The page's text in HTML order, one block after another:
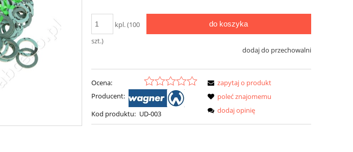
kpl. (100
szt.)
do koszyka
dodaj do przechowalni
Ocena:
Producent:
Kod produktu: UD-003
zapytaj o produkt
poleć znajomemu
dodaj opinię